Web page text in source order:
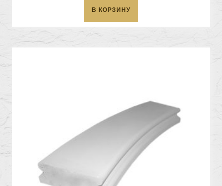
В КОРЗИНУ